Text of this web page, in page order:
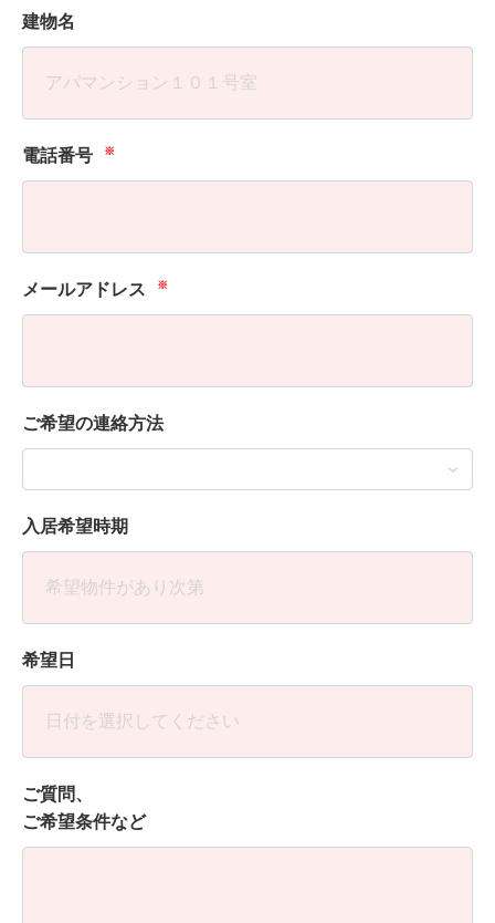
建物名
電話番号 ※
メールアドレス ※
ご希望の連絡方法
入居希望時期
希望日
ご質問、
ご希望条件など